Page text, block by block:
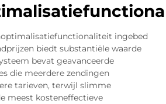
ingebed
biedt substantiële waarde
bevat geavanceerde
die meerdere zendingen
tarieven, terwijl slimme
meest kosteneffectieve